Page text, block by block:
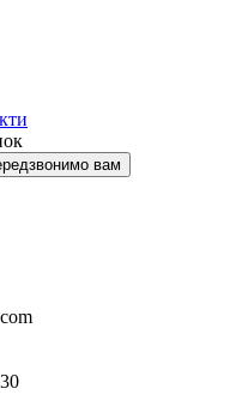
вам